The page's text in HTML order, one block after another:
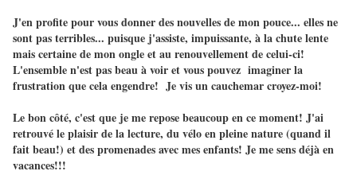
J'en profite pour vous donner des nouvelles de mon pouce... elles ne
sont pas terribles... puisque j'assiste, impuissante, à la chute lente
mais certaine de mon ongle et au renouvellement de celui-ci!
L'ensemble n'est pas beau à voir et vous pouvez imaginer la
frustration que cela engendre! Je vis un cauchemar croyez-moi!
Le bon côté, c'est que je me repose beaucoup en ce moment! J'ai
retrouvé le plaisir de la lecture, du vélo en pleine nature (quand il
fait beau!) et des promenades avec mes enfants! Je me sens déjà en
vacances!!!